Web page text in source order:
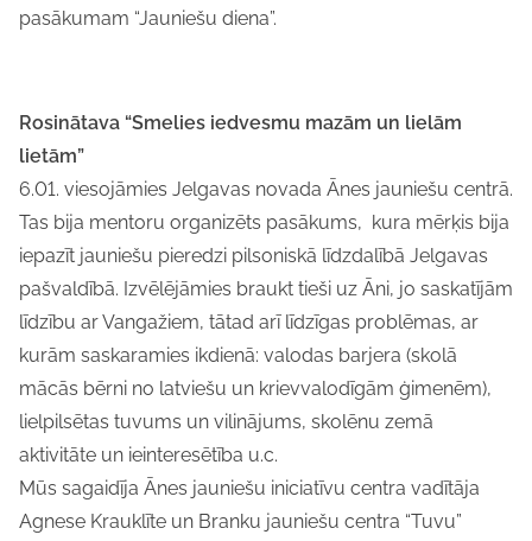
pasākumam “Jauniešu diena”.
Rosinātava “Smelies iedvesmu mazām un lielām
lietām”
6.01. viesojāmies Jelgavas novada Ānes jauniešu centrā.
Tas bija mentoru organizēts pasākums, kura mērķis bija
iepazīt jauniešu pieredzi pilsoniskā līdzdalībā Jelgavas
pašvaldībā. Izvēlējāmies braukt tieši uz Āni, jo saskatījām
līdzību ar Vangažiem, tātad arī līdzīgas problēmas, ar
kurām saskaramies ikdienā: valodas barjera (skolā
mācās bērni no latviešu un krievvalodīgām ģimenēm),
lielpilsētas tuvums un vilinājums, skolēnu zemā
aktivitāte un ieinteresētība u.c.
Mūs sagaidīja Ānes jauniešu iniciatīvu centra vadītāja
Agnese Krauklīte un Branku jauniešu centra “Tuvu”